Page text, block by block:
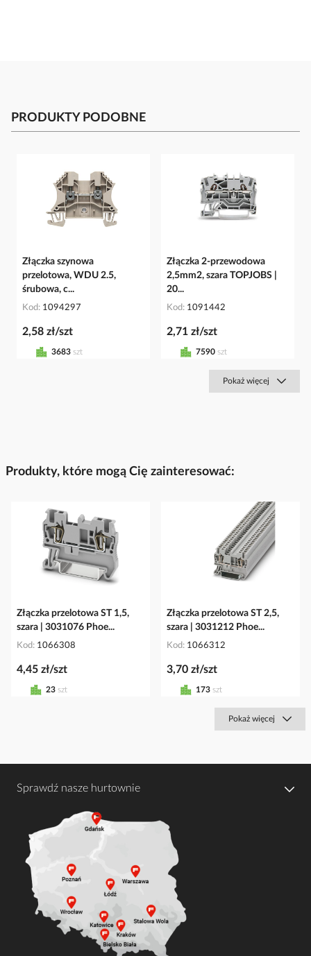
PRODUKTY PODOBNE
Złączka szynowa
przelotowa, WDU 2.5,
śrubowa, c...
Kod 1094297
2,58 zł/szt
3683 szt
Złączka 2-przewodowa
2,5mm2, szara TOPJOBS |
20...
Kod 1091442
2,71 zł/szt
7590 szt
Pokaż więcej
Produkty, które mogą Cię zainteresować:
Złączka przelotowa ST 1,5,
szara | 3031076 Phoe...
Kod 1066308
4,45 zł/szt
23 szt
Złączka przelotowa ST 2,5,
szara | 3031212 Phoe...
Kod 1066312
3,70 zł/szt
173 szt
Pokaż więcej
Sprawdź nasze hurtownie